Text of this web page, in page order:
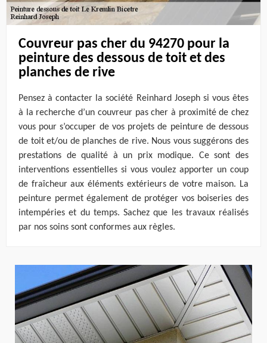
Couvreur pas cher du 94270 pour la
peinture des dessous de toit et des
planches de rive
Pensez à contacter la société Reinhard Joseph si vous êtes
à la recherche d’un couvreur pas cher à proximité de chez
vous pour s’occuper de vos projets de peinture de dessous
de toit et/ou de planches de rive. Nous vous suggérons des
prestations de qualité à un prix modique. Ce sont des
interventions essentielles si vous voulez apporter un coup
de fraîcheur aux éléments extérieurs de votre maison. La
peinture permet également de protéger vos boiseries des
intempéries et du temps. Sachez que les travaux réalisés
par nos soins sont conformes aux règles.